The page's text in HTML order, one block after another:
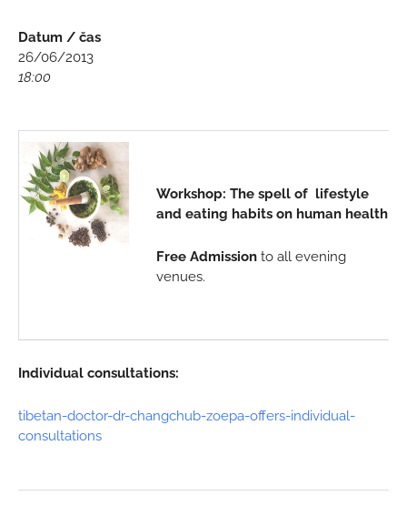
Datum / čas
26/06/2013
18:00
Workshop: The spell of lifestyle
and eating habits on human health
Free Admission to all evening
venues.
Individual consultations:
tibetan-doctor-dr-changchub-zoepa-offers-individual-
consultations